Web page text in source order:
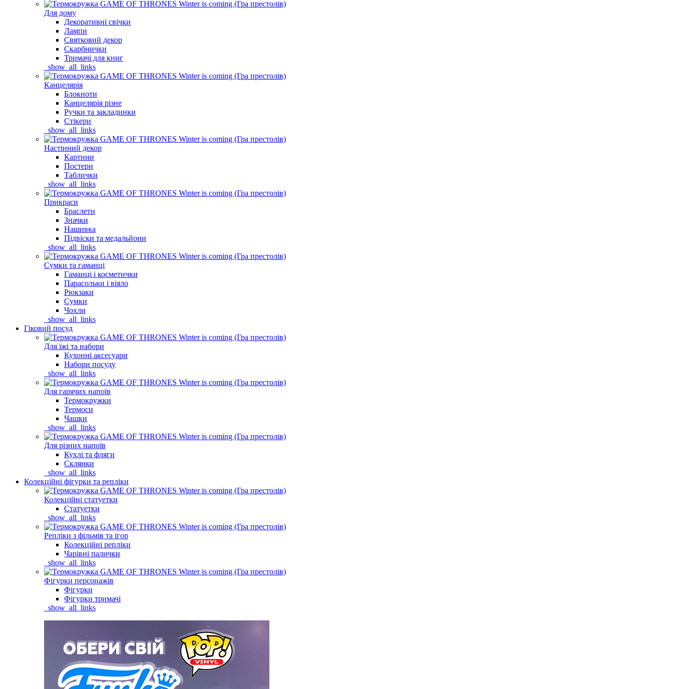
Для дому
Декоративні свічки
Лампи
Святковий декор
Скарбнички
Тримачі для книг
_show_all_links
Канцелярія
Блокноти
Канцелярія різне
Ручки та закладинки
Стікери
_show_all_links
Настінний декор
Картини
Постери
Таблички
_show_all_links
Прикраси
Браслети
Значки
Нашивка
Підвіски та медальйони
_show_all_links
Сумки та гаманці
Гаманці і косметички
Парасольки і віяло
Рюкзаки
Сумки
Чохли
_show_all_links
Гіковий посуд
Для їжі та набори
Кухонні аксесуари
Набори посуду
_show_all_links
Для гарячих напоїв
Термокружки
Термоси
Чашки
_show_all_links
Для різних напоїв
Кухлі та фляги
Склянки
_show_all_links
Колекційні фігурки та репліки
Колекційні статуетки
Статуетки
_show_all_links
Репліки з фільмів та ігор
Колекційні репліки
Чарівні палички
_show_all_links
Фігурки персонажів
Фігурки
Фігурки тримачі
_show_all_links